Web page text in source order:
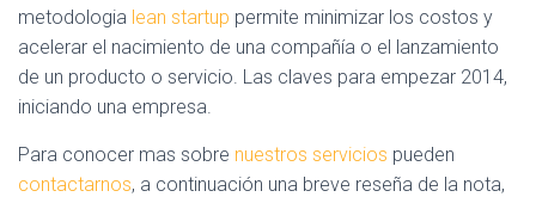
metodologia lean startup permite minimizar los costos y
acelerar el nacimiento de una compañía o el lanzamiento
de un producto o servicio. Las claves para empezar 2014,
iniciando una empresa.
Para conocer mas sobre nuestros servicios pueden
contactarnos, a continuación una breve reseña de la nota,